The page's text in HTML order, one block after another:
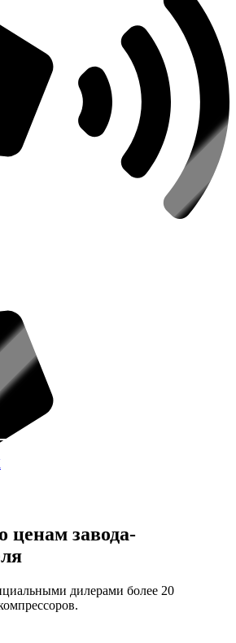
ценам завода-
дилерами более 20